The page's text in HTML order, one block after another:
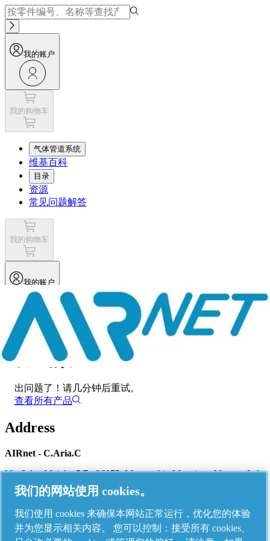
我的账户
我的购物车
气体管道系统
维基百科
目录
资源
常见问题解答
我的购物车
我的账户
菜单
发生错误
出问题了！ 请几分钟后重试。
查看所有产品
Address
AIRnet - C.Aria.C
Via Selva Maiolo, 5/7 - 36075, Montecchio Maggiore, Vicenza Italy
Contact us
我们的网站使用 cookies。
我们使用 cookies 来确保本网站正常运行，优化您的体验
并为您显示相关内容。 您可以控制：接受所有 cookies、